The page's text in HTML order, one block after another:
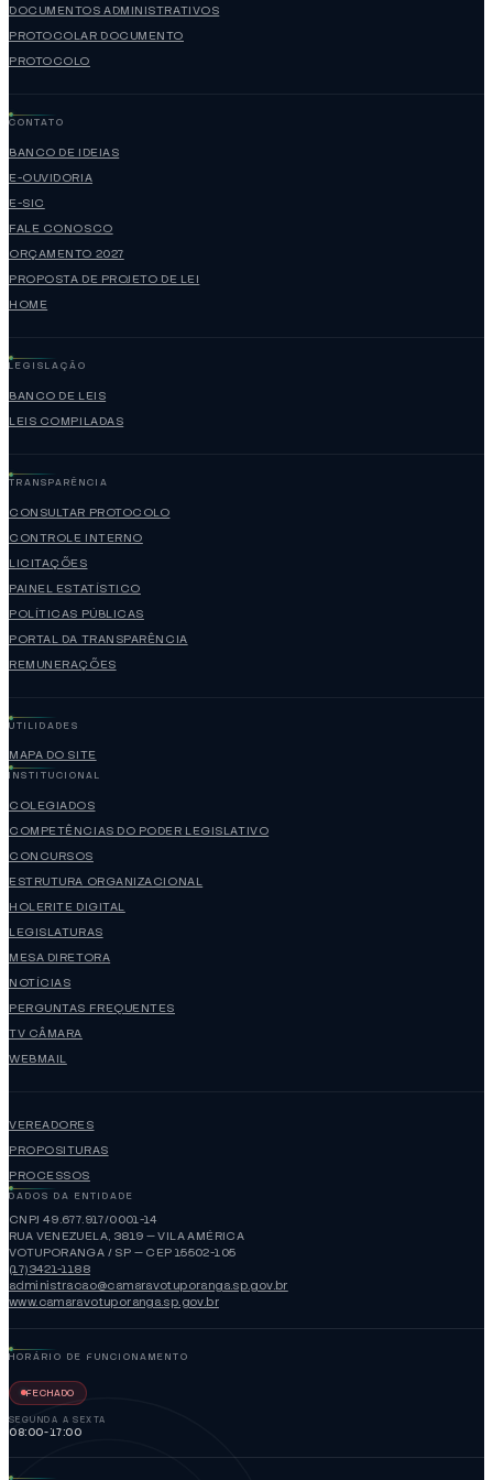
DOCUMENTOS ADMINISTRATIVOS
PROTOCOLAR DOCUMENTO
PROTOCOLO
CONTATO
BANCO DE IDEIAS
E-OUVIDORIA
E-SIC
FALE CONOSCO
ORÇAMENTO 2027
PROPOSTA DE PROJETO DE LEI
HOME
LEGISLAÇÃO
BANCO DE LEIS
LEIS COMPILADAS
TRANSPARÊNCIA
CONSULTAR PROTOCOLO
CONTROLE INTERNO
LICITAÇÕES
PAINEL ESTATÍSTICO
POLÍTICAS PÚBLICAS
PORTAL DA TRANSPARÊNCIA
REMUNERAÇÕES
UTILIDADES
MAPA DO SITE
INSTITUCIONAL
COLEGIADOS
COMPETÊNCIAS DO PODER LEGISLATIVO
CONCURSOS
ESTRUTURA ORGANIZACIONAL
HOLERITE DIGITAL
LEGISLATURAS
MESA DIRETORA
NOTÍCIAS
PERGUNTAS FREQUENTES
TV CÂMARA
WEBMAIL
VEREADORES
PROPOSITURAS
PROCESSOS
DADOS DA ENTIDADE
CNPJ 49.677.917/0001-14
RUA VENEZUELA, 3819 — VILA AMÉRICA
VOTUPORANGA / SP — CEP 15502-105
(17)3421-1188
administracao@camaravotuporanga.sp.gov.br
www.camaravotuporanga.sp.gov.br
HORÁRIO DE FUNCIONAMENTO
FECHADO
SEGUNDA A SEXTA
08:00-17:00